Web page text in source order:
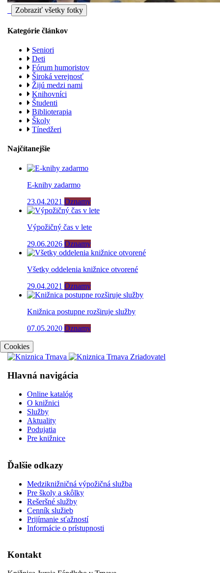
Zobraziť všetky fotky
Kategórie článkov
Seniori
Deti
Fórum humoristov
Široká verejnosť
Žijú medzi nami
Knihovníci
Študenti
Biblioterapia
Školy
Tínedžeri
Najčítanejšie
E-knihy zadarmo
23.04.2021 Oznamy
Výpožičný čas v lete
29.06.2026 Oznamy
Všetky oddelenia knižnice otvorené
29.04.2021 Oznamy
Knižnica postupne rozširuje služby
07.05.2020 Oznamy
Cookies
Hlavná navigácia
Online katalóg
O knižnici
Služby
Aktuality
Podujatia
Pre knižnice
Ďalšie odkazy
Medziknižničná výpožičná služba
Pre školy a skôlky
Rešeršné služby
Cenník služieb
Prijímanie sťažností
Informácie o prístupnosti
Kontakt